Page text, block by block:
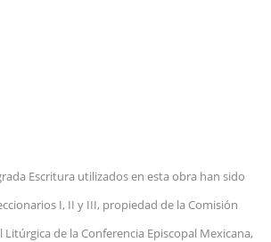
Escritura utilizados en esta obra han sido
I, II y III, propiedad de la Comisión
Litúrgica de la Conferencia Episcopal Mexicana,